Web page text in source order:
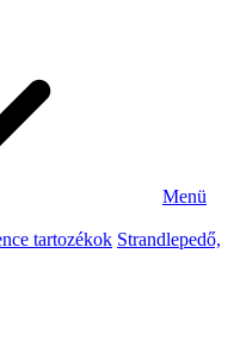
Menü
tartozékok Strandlepedő,